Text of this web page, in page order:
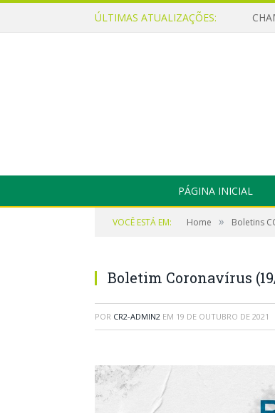
ÚLTIMAS ATUALIZAÇÕES:
PÁGINA INICIAL
VOCÊ ESTÁ EM: Home » Boletins
Boletim Coronavírus
POR CR2-ADMIN2 EM 19 DE OUTUBRO DE 2021